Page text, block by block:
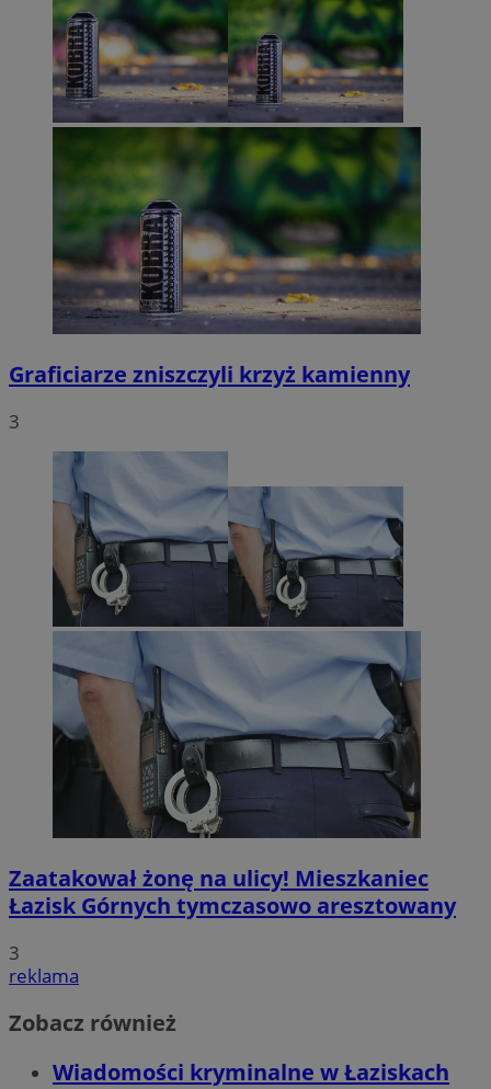
Graficiarze zniszczyli krzyż kamienny
3
Zaatakował żonę na ulicy! Mieszkaniec
Łazisk Górnych tymczasowo aresztowany
3
reklama
Zobacz również
Wiadomości kryminalne w Łaziskach